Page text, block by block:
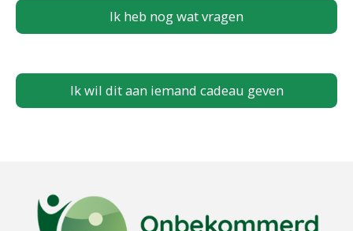
Ik heb nog wat vragen
Ik wil dit aan iemand cadeau geven